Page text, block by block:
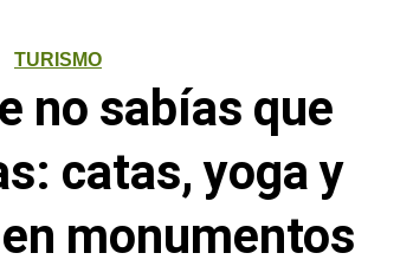
TURISMO
no sabías que
catas, yoga y
monumentos